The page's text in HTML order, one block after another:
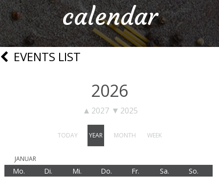
calendar
EVENTS LIST
2026
2027 2025
TODAY YEAR MONTH WEEK
JANUAR
Mo. Di. Mi. Do. Fr. Sa. So.